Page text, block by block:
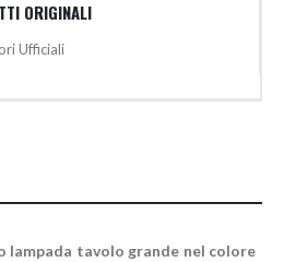
ORIGINALI
Ufficiali
lampada tavolo grande nel colore